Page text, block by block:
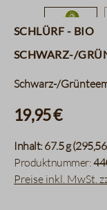
Schlürf - BIO
Schwarz-/
Schwarz-/
19,95 €
Inhalt:67.5 g
Produktnummer:
Preise inkl. MwSt.